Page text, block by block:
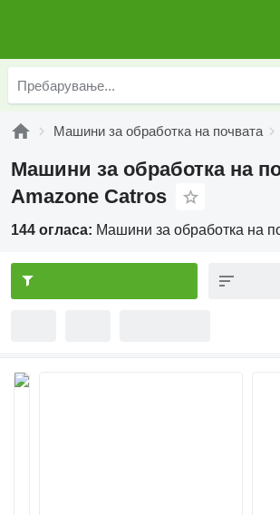
Машини за обработка на почвата
Машини за обработка на
Amazone Catros
144 огласа: Машини за обработка на